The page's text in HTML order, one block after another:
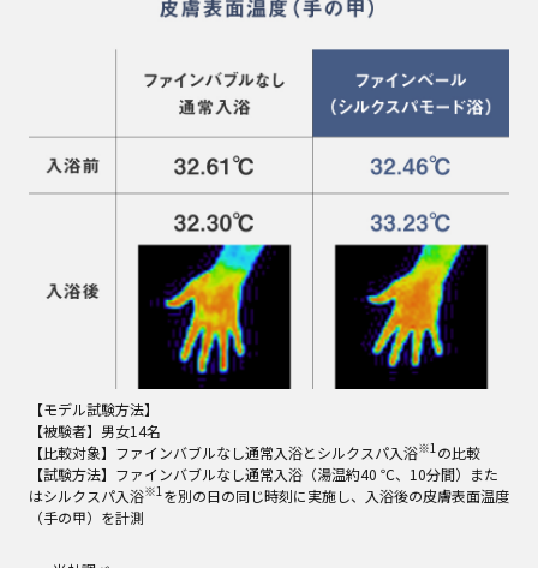
【モデル試験方法】
【被験者】男女14名
【比較対象】ファインバブルなし通常入浴とシルクスパ入浴※1 の比較
【試験方法】ファインバブルなし通常入浴（湯温約40 ℃、10分間）また
はシルクスパ入浴※1 を別の日の同じ時刻に実施し、入浴後の皮膚表面温度
（手の甲）を計測